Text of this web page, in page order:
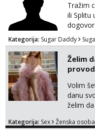
Tražim
ili Splitu
Kategorija: Sugar Daddy
Želim
provod
Volim
danu
želim
na link
Kategorija: Sex Ženska